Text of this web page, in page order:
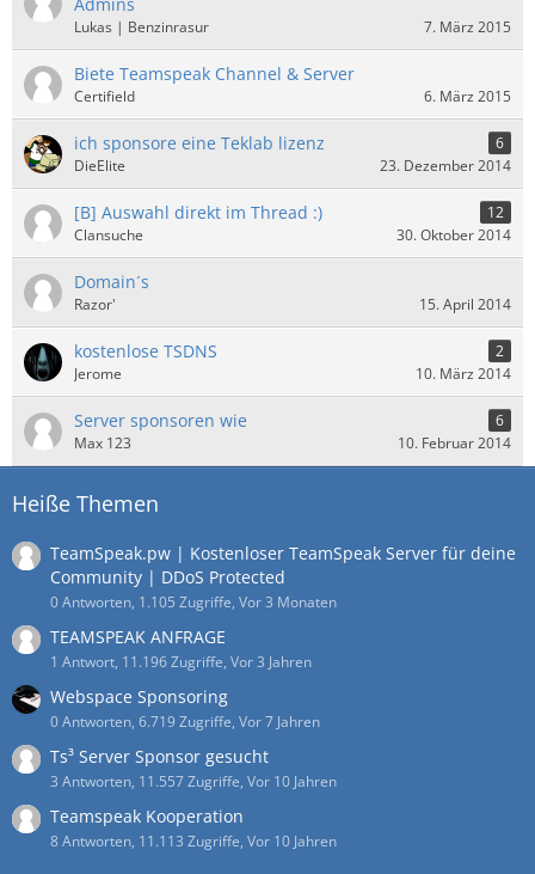
Lukas | Benzinrasur 7. März 2015
Biete Teamspeak Channel & Server
Certifield 6. März 2015
ich sponsore eine Teklab lizenz
6
DieElite
23. Dezember 2014
[B] Auswahl direkt im Thread :)
12
Clansuche
30. Oktober 2014
Domain´s
Razor' 15. April 2014
kostenlose TSDNS
2
Jerome
10. März 2014
Server sponsoren wie
6
Max 123
10. Februar 2014
Heiße Themen
TeamSpeak.pw | Kostenloser TeamSpeak Server für deine
Community | DDoS Protected
0 Antworten, 1.105 Zugriffe, Vor 3 Monaten
TEAMSPEAK ANFRAGE
1 Antwort, 11.196 Zugriffe, Vor 3 Jahren
Webspace Sponsoring
0 Antworten, 6.719 Zugriffe, Vor 7 Jahren
Ts³ Server Sponsor gesucht
3 Antworten, 11.557 Zugriffe, Vor 10 Jahren
Teamspeak Kooperation
8 Antworten, 11.113 Zugriffe, Vor 10 Jahren